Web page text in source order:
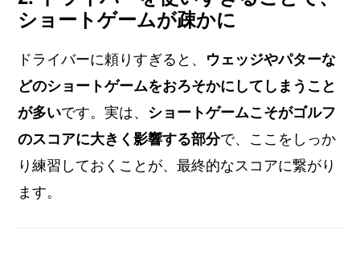
ショートゲームが疎かに
ドライバーに頼りすぎると、 ウェッジやパターな
どのショートゲームをおろそかにしてしまうこと
が多いです。実は、 ショートゲームこそがゴルフ
のスコアに大きく影響する部分で、ここをしっか
り練習しておくことが、最終的なスコアに繋がり
ます。